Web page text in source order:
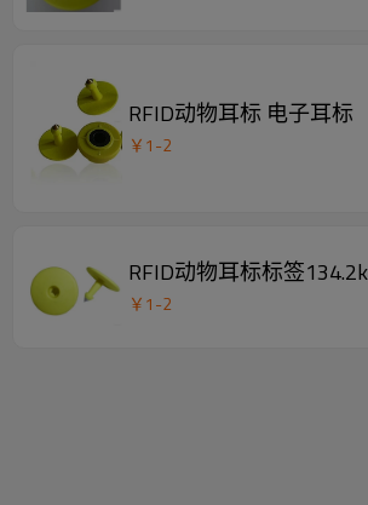
RFID动物耳标 电子耳标
￥1-2
RFID动物耳标标签
￥1-2